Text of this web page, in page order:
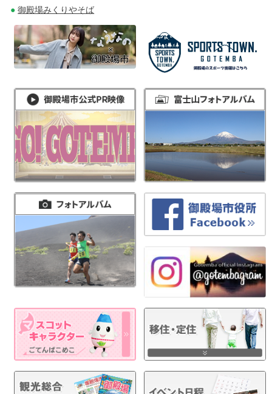
御殿場みくりやそば